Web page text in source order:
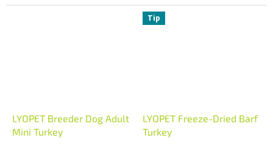
LYOPET Breeder Dog Adult
Mini Turkey
Tip
LYOPET Freeze-Dried Barf
Turkey